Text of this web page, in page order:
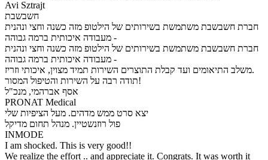
חשבשבת
חברת חשבשבת משתמשת בשירותים של הילטופ מזה כשנה וחצי ונהנית
מעבודה איכותית ברמה גבוהה -
חברת חשבשבת משתמשת בשירותים של הילטופ מזה כשנה וחצי ונהנית
מעבודה איכותית ברמה גבוהה -
משלב התיאומים ועד קבלת התוצרים השירות תמיד מצוין, איכותי וזריז.
תודה רבה על השירות והטיפול המסור!
אסף אברהמי, מנכ"ל
PRONAT Medical
יצא סרט ממש מדהים. מעל הציפיות שלי
פול רוזנשטיין. מנהל תחום מדיקל
INMODE
I am shocked. This is very good!!
We realize the effort .. and appreciate it. Congrats. It was worth it